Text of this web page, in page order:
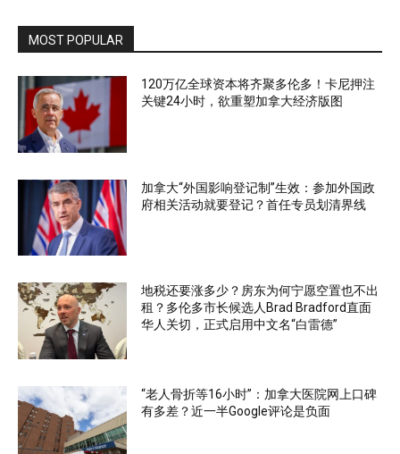
MOST POPULAR
120万亿全球资本将齐聚多伦多！卡尼押注
关键24小时，欲重塑加拿大经济版图
加拿大“外国影响登记制”生效：参加外国政
府相关活动就要登记？首任专员划清界线
地税还要涨多少？房东为何宁愿空置也不出
租？多伦多市长候选人Brad Bradford直面
华人关切，正式启用中文名“白雷德”
“老人骨折等16小时”：加拿大医院网上口碑
有多差？近一半Google评论是负面